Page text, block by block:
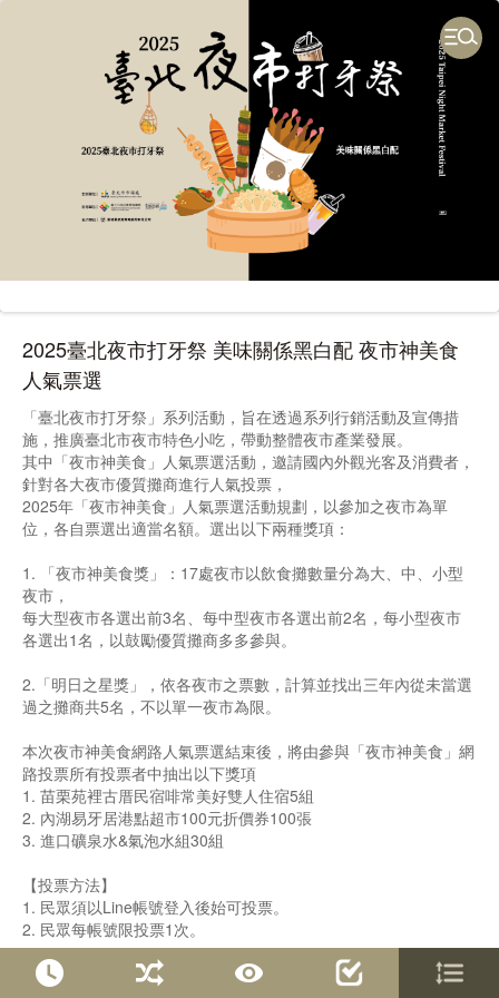
2025臺北夜市打牙祭 美味關係黑白配 夜市神美食
人氣票選
「臺北夜市打牙祭」系列活動，旨在透過系列行銷活動及宣傳措
施，推廣臺北市夜市特色小吃，帶動整體夜市產業發展。
其中「夜市神美食」人氣票選活動，邀請國內外觀光客及消費者，
針對各大夜市優質攤商進行人氣投票，
2025年「夜市神美食」人氣票選活動規劃，以參加之夜市為單
位，各自票選出適當名額。選出以下兩種獎項：
1. 「夜市神美食獎」：17處夜市以飲食攤數量分為大、中、小型
夜市，
每大型夜市各選出前3名、每中型夜市各選出前2名，每小型夜市
各選出1名，以鼓勵優質攤商多多參與。
2.「明日之星獎」，依各夜市之票數，計算並找出三年內從未當選
過之攤商共5名，不以單一夜市為限。
本次夜市神美食網路人氣票選結束後，將由參與「夜市神美食」網
路投票所有投票者中抽出以下獎項
1. 苗栗苑裡古厝民宿啡常美好雙人住宿5組
2. 內湖易牙居港點超市100元折價券100張
3. 進口礦泉水&氣泡水組30組
【投票方法】
1. 民眾須以Line帳號登入後始可投票。
2. 民眾每帳號限投票1次。
投票完成，也歡迎可以前往臺北市市場處「臺北好市發聲」FB粉